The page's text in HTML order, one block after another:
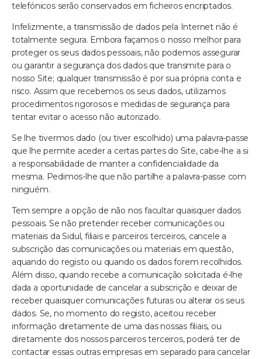
telefónicos serão conservados em ficheiros encriptados.
Infelizmente, a transmissão de dados pela Internet não é
totalmente segura. Embora façamos o nosso melhor para
proteger os seus dados pessoais, não podemos assegurar
ou garantir a segurança dos dados que transmite para o
nosso Site; qualquer transmissão é por sua própria conta e
risco. Assim que recebemos os seus dados, utilizamos
procedimentos rigorosos e medidas de segurança para
tentar evitar o acesso não autorizado.
Se lhe tivermos dado (ou tiver escolhido) uma palavra-passe
que lhe permite aceder a certas partes do Site, cabe-lhe a si
a responsabilidade de manter a confidencialidade da
mesma. Pedimos-lhe que não partilhe a palavra-passe com
ninguém.
Tem sempre a opção de não nos facultar quaisquer dados
pessoais. Se não pretender receber comunicações ou
materiais da Sidul, filiais e parceiros terceiros, cancele a
subscrição das comunicações ou materiais em questão,
aquando do registo ou quando os dados forem recolhidos.
Além disso, quando recebe a comunicação solicitada é-lhe
dada a oportunidade de cancelar a subscrição e deixar de
receber quaisquer comunicações futuras ou alterar os seus
dados. Se, no momento do registo, aceitou receber
informação diretamente de uma das nossas filiais, ou
diretamente dos nossos parceiros terceiros, poderá ter de
contactar essas outras empresas em separado para cancelar